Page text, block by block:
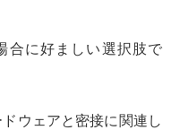
合に好ましい選択肢で
ウェアと密接に関連し